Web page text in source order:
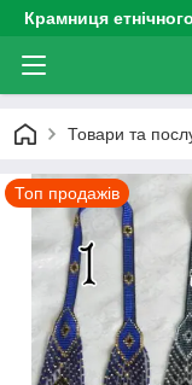
Крамниця
Товари та
Топ продажів